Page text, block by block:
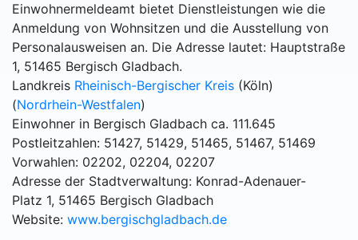
Einwohnermeldeamt bietet Dienstleistungen wie die
Anmeldung von Wohnsitzen und die Ausstellung von
Personalausweisen an. Die Adresse lautet: Hauptstraße
1, 51465 Bergisch Gladbach.
Landkreis Rheinisch-Bergischer Kreis (Köln)
(Nordrhein-Westfalen)
Einwohner in Bergisch Gladbach ca. 111.645
Postleitzahlen: 51427, 51429, 51465, 51467, 51469
Vorwahlen: 02202, 02204, 02207
Adresse der Stadtverwaltung: Konrad-Adenauer-
Platz 1, 51465 Bergisch Gladbach
Website: www.bergischgladbach.de